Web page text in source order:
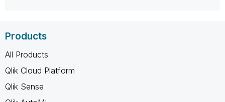
Products
All Products
Qlik Cloud Platform
Qlik Sense